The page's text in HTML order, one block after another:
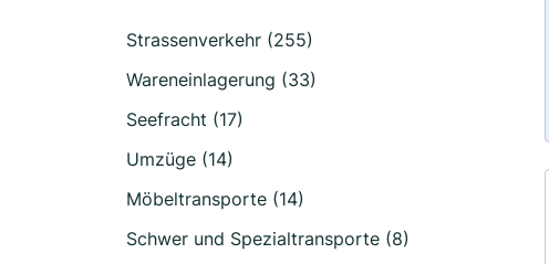
Strassenverkehr (255)
Wareneinlagerung (33)
Seefracht (17)
Umzüge (14)
Möbeltransporte (14)
Schwer und Spezialtransporte (8)